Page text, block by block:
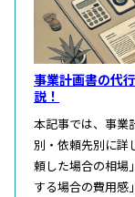
事業計画書の代
説！
本記事では、事業
別・依頼先別に詳
頼した場合の相場
する場合の費用感